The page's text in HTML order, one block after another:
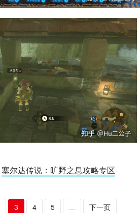
塞尔达传说：旷野之息攻略专区
3 4 5 ... 下一页